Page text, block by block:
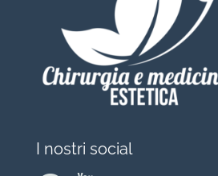
I nostri social